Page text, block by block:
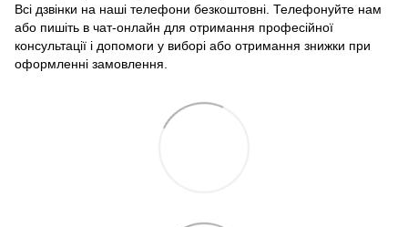
Всі дзвінки на наші телефони безкоштовні. Телефонуйте нам
або пишіть в чат-онлайн для отримання професійної
консультації і допомоги у виборі або отримання знижки при
оформленні замовлення.